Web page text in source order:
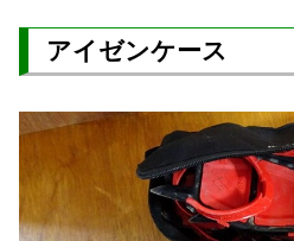
アイゼンケース